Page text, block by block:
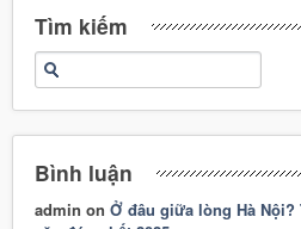
Tìm kiếm
Bình luận
admin onỞ đâu giữa lòng Hà